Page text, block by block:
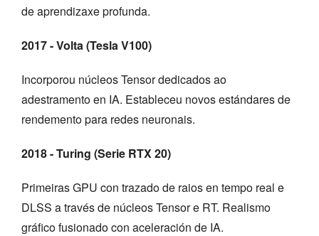
de aprendizaxe profunda.
2017 - Volta (Tesla V100)
Incorporou núcleos Tensor dedicados ao
adestramento en IA. Estableceu novos estándares de
rendemento para redes neuronais.
2018 - Turing (Serie RTX 20)
Primeiras GPU con trazado de raios en tempo real e
DLSS a través de núcleos Tensor e RT. Realismo
gráfico fusionado con aceleración de IA.